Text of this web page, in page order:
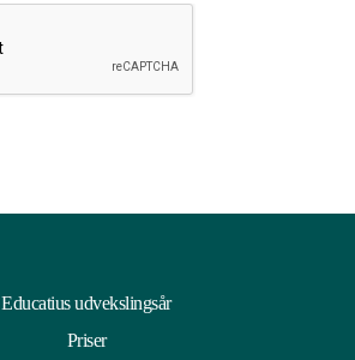
Educatius udvekslingsår
Priser